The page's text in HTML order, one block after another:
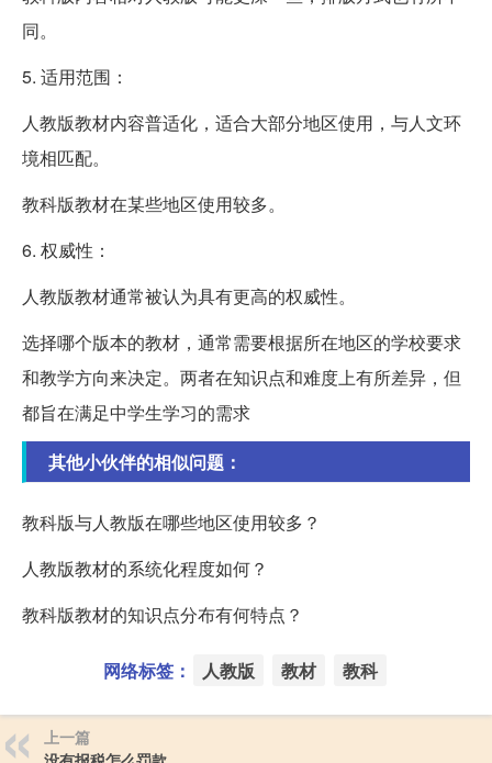
同。
5. 适用范围：
人教版教材内容普适化，适合大部分地区使用，与人文环
境相匹配。
教科版教材在某些地区使用较多。
6. 权威性：
人教版教材通常被认为具有更高的权威性。
选择哪个版本的教材，通常需要根据所在地区的学校要求
和教学方向来决定。两者在知识点和难度上有所差异，但
都旨在满足中学生学习的需求
其他小伙伴的相似问题：
教科版与人教版在哪些地区使用较多？
人教版教材的系统化程度如何？
教科版教材的知识点分布有何特点？
网络标签： 人教版 教材 教科
上一篇